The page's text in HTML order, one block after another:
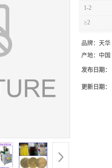
1-2
≥2
品牌： 天华
产地： 中国
发布日期：
更新日期：